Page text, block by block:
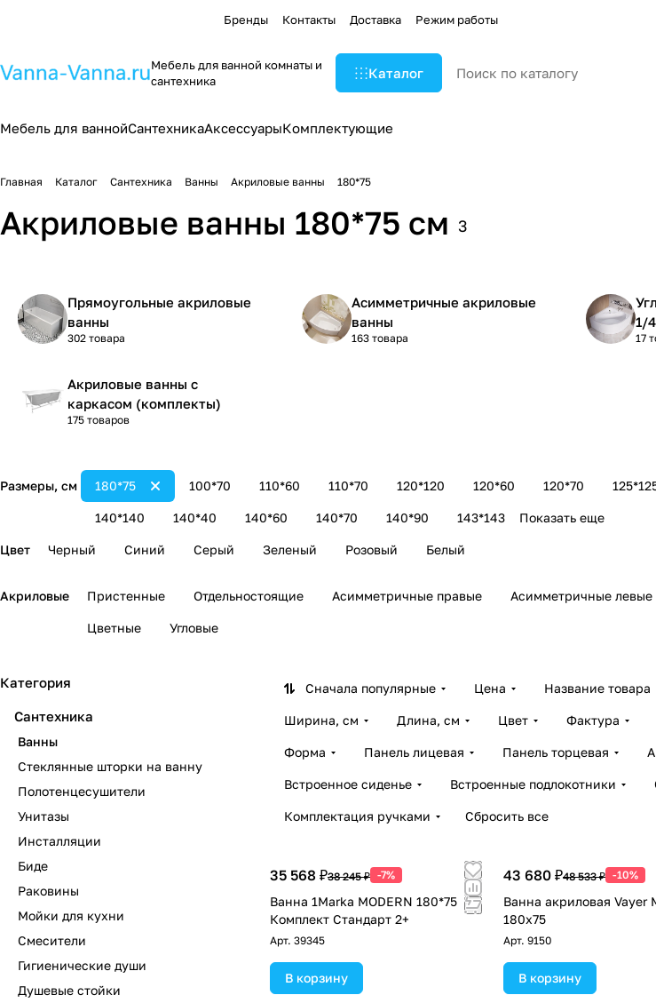
Бренды Контакты Доставка Режим работы
Мебель для ванной комнаты и
сантехника
Каталог
Мебель для ваннойСантехникаАксессуарыКомплектующие
Главная Каталог Сантехника Ванны Акриловые ванны 180*75
Акриловые ванны 180*75 см 3
Прямоугольные акриловые
ванны
302 товара
Асимметричные акриловые
ванны
163 товара
1/
17
Акриловые ванны с
каркасом (комплекты)
175 товаров
Размеры, см 100*70 110*60 110*70 120*120 120*60 120*70
140*140 140*40 140*60 140*70 140*90 143*143
180*75
Показать еще
Цвет Черный Синий Серый Зеленый Розовый Белый
Акриловые Пристенные Отдельностоящие Асимметричные правые Асимметричные левые
Цветные Угловые
Сначала популярные Цена Название товара
Ширина, см Длина, см Цвет Фактура
Форма Панель лицевая Панель торцевая
Встроенное сиденье Встроенные подлокотники
Комплектация ручками Сбросить все
35 568 ₽38 245 ₽ -7%
Ванна 1Marka MODERN 180*75
Комплект Стандарт 2+
Арт. 39345
В корзину
43 680 ₽48 533 ₽ -10%
Ванна акриловая Vayer
180x75
Арт. 9150
В корзину
Категория
Сантехника
Ванны
Стеклянные шторки на ванну
Полотенцесушители
Унитазы
Инсталляции
Биде
Раковины
Мойки для кухни
Смесители
Гигиенические души
Душевые стойки